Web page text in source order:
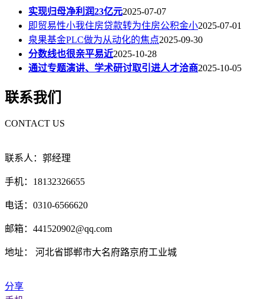
实现归母净利润23亿元2025-07-07
即贸易性小我住房贷款转为住房公积金小2025-07-01
泉果基金PLC做为从动化的焦点2025-09-30
分数线也很亲平易近2025-10-28
通过专题演讲、学术研讨取引进人才洽商2025-10-05
联系我们
CONTACT US
联系人：郭经理
手机：18132326655
电话：0310-6566620
邮箱：441520902@qq.com
地址： 河北省邯郸市大名府路京府工业城
分享